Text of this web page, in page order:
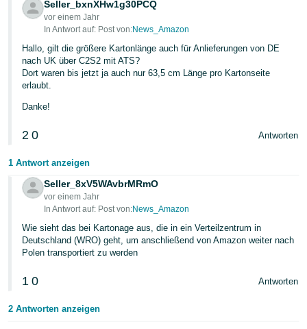
Seller_bxnXHw1g30PCQ
vor einem Jahr
In Antwort auf: Post von:News_Amazon
Hallo, gilt die größere Kartonlänge auch für Anlieferungen von DE
nach UK über C2S2 mit ATS?
Dort waren bis jetzt ja auch nur 63,5 cm Länge pro Kartonseite
erlaubt.
Danke!
2 0 Antworten
1 Antwort anzeigen
Seller_8xV5WAvbrMRmO
vor einem Jahr
In Antwort auf: Post von:News_Amazon
Wie sieht das bei Kartonage aus, die in ein Verteilzentrum in
Deutschland (WRO) geht, um anschließend von Amazon weiter nach
Polen transportiert zu werden
1 0 Antworten
2 Antworten anzeigen